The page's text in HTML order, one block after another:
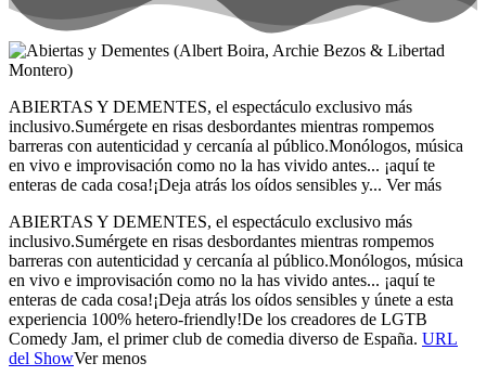
ABIERTAS Y DEMENTES, el espectáculo exclusivo más
inclusivo.Sumérgete en risas desbordantes mientras rompemos
barreras con autenticidad y cercanía al público.Monólogos, música
en vivo e improvisación como no la has vivido antes... ¡aquí te
enteras de cada cosa!¡Deja atrás los oídos sensibles y... Ver más
ABIERTAS Y DEMENTES, el espectáculo exclusivo más
inclusivo.Sumérgete en risas desbordantes mientras rompemos
barreras con autenticidad y cercanía al público.Monólogos, música
en vivo e improvisación como no la has vivido antes... ¡aquí te
enteras de cada cosa!¡Deja atrás los oídos sensibles y únete a esta
experiencia 100% hetero-friendly!De los creadores de LGTB
Comedy Jam, el primer club de comedia diverso de España. URL
del ShowVer menos